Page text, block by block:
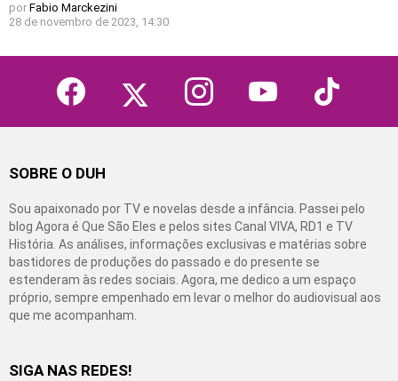
por Fabio Marckezini
28 de novembro de 2023, 14:30
facebook instagram youtube tiktok
SOBRE O DUH
Sou apaixonado por TV e novelas desde a infância. Passei pelo
blog Agora é Que São Eles e pelos sites Canal VIVA, RD1 e TV
História. As análises, informações exclusivas e matérias sobre
bastidores de produções do passado e do presente se
estenderam às redes sociais. Agora, me dedico a um espaço
próprio, sempre empenhado em levar o melhor do audiovisual aos
que me acompanham.
SIGA NAS REDES!